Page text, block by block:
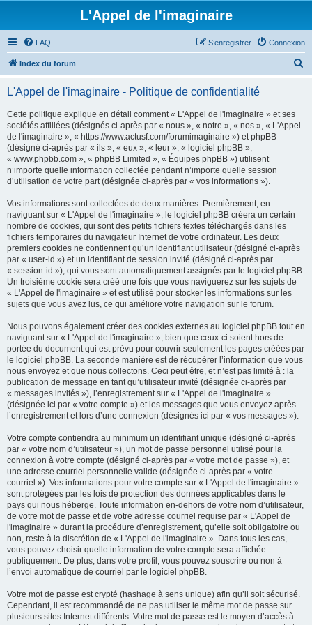
L'Appel de l'imaginaire
FAQ Connexion
S’enregistrer
Index du forum
L'Appel de l'imaginaire - Politique de confidentialité
Cette politique explique en détail comment « L'Appel de l'imaginaire » et ses
sociétés affiliées (désignés ci-après par « nous », « notre », « nos », « L'Appel
de l'imaginaire », « https://www.actusf.com/forumimaginaire ») et phpBB
(désigné ci-après par « ils », « eux », « leur », « logiciel phpBB »,
« www.phpbb.com », « phpBB Limited », « Équipes phpBB ») utilisent
n’importe quelle information collectée pendant n’importe quelle session
d’utilisation de votre part (désignée ci-après par « vos informations »).
Vos informations sont collectées de deux manières. Premièrement, en
naviguant sur « L'Appel de l'imaginaire », le logiciel phpBB créera un certain
nombre de cookies, qui sont des petits fichiers textes téléchargés dans les
fichiers temporaires du navigateur Internet de votre ordinateur. Les deux
premiers cookies ne contiennent qu’un identifiant utilisateur (désigné ci-après
par « user-id ») et un identifiant de session invité (désigné ci-après par
« session-id »), qui vous sont automatiquement assignés par le logiciel phpBB.
Un troisième cookie sera créé une fois que vous naviguerez sur les sujets de
« L'Appel de l'imaginaire » et est utilisé pour stocker les informations sur les
sujets que vous avez lus, ce qui améliore votre navigation sur le forum.
Nous pouvons également créer des cookies externes au logiciel phpBB tout en
naviguant sur « L'Appel de l'imaginaire », bien que ceux-ci soient hors de
portée du document qui est prévu pour couvrir seulement les pages créées par
le logiciel phpBB. La seconde manière est de récupérer l’information que vous
nous envoyez et que nous collectons. Ceci peut être, et n’est pas limité à : la
publication de message en tant qu’utilisateur invité (désignée ci-après par
« messages invités »), l’enregistrement sur « L'Appel de l'imaginaire »
(désignée ici par « votre compte ») et les messages que vous envoyez après
l’enregistrement et lors d’une connexion (désignés ici par « vos messages »).
Votre compte contiendra au minimum un identifiant unique (désigné ci-après
par « votre nom d’utilisateur »), un mot de passe personnel utilisé pour la
connexion à votre compte (désigné ci-après par « votre mot de passe »), et
une adresse courriel personnelle valide (désignée ci-après par « votre
courriel »). Vos informations pour votre compte sur « L'Appel de l'imaginaire »
sont protégées par les lois de protection des données applicables dans le
pays qui nous héberge. Toute information en-dehors de votre nom d’utilisateur,
de votre mot de passe et de votre adresse courriel requise par « L'Appel de
l'imaginaire » durant la procédure d’enregistrement, qu’elle soit obligatoire ou
non, reste à la discrétion de « L'Appel de l'imaginaire ». Dans tous les cas,
vous pouvez choisir quelle information de votre compte sera affichée
publiquement. De plus, dans votre profil, vous pouvez souscrire ou non à
l’envoi automatique de courriel par le logiciel phpBB.
Votre mot de passe est crypté (hashage à sens unique) afin qu’il soit sécurisé.
Cependant, il est recommandé de ne pas utiliser le même mot de passe sur
plusieurs sites Internet différents. Votre mot de passe est le moyen d’accès à